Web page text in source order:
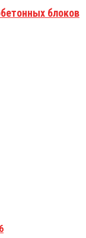
блоков